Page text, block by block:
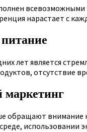
всевозможными
нарастает с
лет является
отсутствие
обращают внимание
использовании